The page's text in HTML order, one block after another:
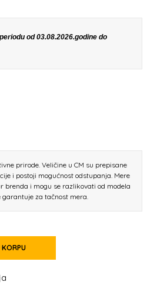
od 03.08.2026.godine do
prirode. Veličine u CM su prepisane
i postoji mogućnost odstupanja. Mere
brenda i mogu se razlikovati od modela
garantuje za tačnost mera.